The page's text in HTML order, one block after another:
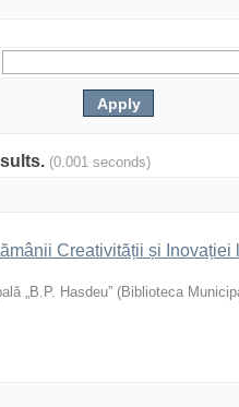
(0.001 seconds)
Creativității și Inovației
„B.P. Hasdeu” (Biblioteca